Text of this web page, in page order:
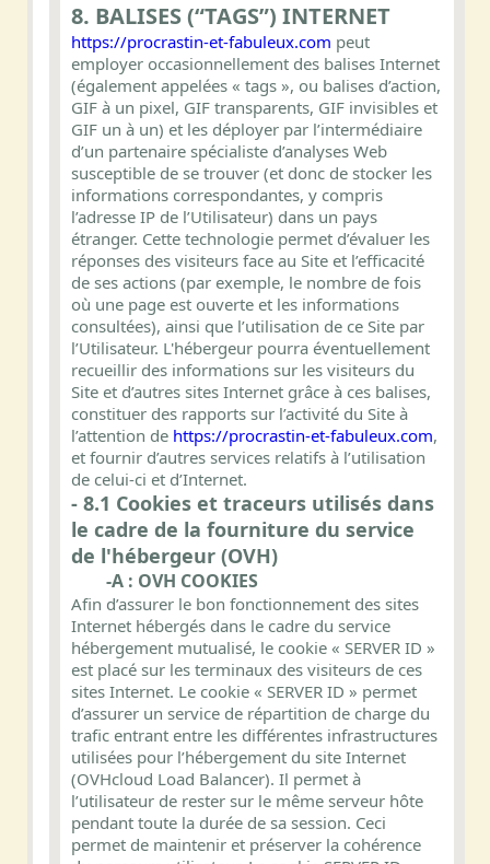
8. BALISES (“TAGS”) INTERNET
https://procrastin-et-fabuleux.com peut
employer occasionnellement des balises Internet
(également appelées « tags », ou balises d’action,
GIF à un pixel, GIF transparents, GIF invisibles et
GIF un à un) et les déployer par l’intermédiaire
d’un partenaire spécialiste d’analyses Web
susceptible de se trouver (et donc de stocker les
informations correspondantes, y compris
l’adresse IP de l’Utilisateur) dans un pays
étranger. Cette technologie permet d’évaluer les
réponses des visiteurs face au Site et l’efficacité
de ses actions (par exemple, le nombre de fois
où une page est ouverte et les informations
consultées), ainsi que l’utilisation de ce Site par
l’Utilisateur. L'hébergeur pourra éventuellement
recueillir des informations sur les visiteurs du
Site et d’autres sites Internet grâce à ces balises,
constituer des rapports sur l’activité du Site à
l’attention de https://procrastin-et-fabuleux.com,
et fournir d’autres services relatifs à l’utilisation
de celui-ci et d’Internet.
- 8.1 Cookies et traceurs utilisés dans
le cadre de la fourniture du service
de l'hébergeur (OVH)
-A : OVH COOKIES
Afin d’assurer le bon fonctionnement des sites
Internet hébergés dans le cadre du service
hébergement mutualisé, le cookie « SERVER ID »
est placé sur les terminaux des visiteurs de ces
sites Internet. Le cookie « SERVER ID » permet
d’assurer un service de répartition de charge du
trafic entrant entre les différentes infrastructures
utilisées pour l’hébergement du site Internet
(OVHcloud Load Balancer). Il permet à
l’utilisateur de rester sur le même serveur hôte
pendant toute la durée de sa session. Ceci
permet de maintenir et préserver la cohérence